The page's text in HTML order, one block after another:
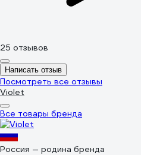
25 отзывов
Написать отзыв
Посмотреть все отзывы
Violet
Все товары бренда
Россия — родина бренда